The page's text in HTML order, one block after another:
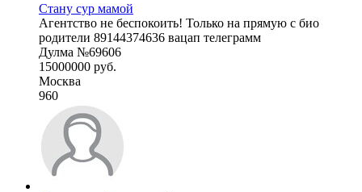
Стану сур мамой
Агентство не беспокоить! Только на прямую с био
родители 89144374636 вацап телеграмм
Дулма №69606
15000000 руб.
Москва
960